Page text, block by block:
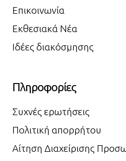
Επικοινωνία
Εκθεσιακά Νέα
Ιδέες διακόσμησης
Πληροφορίες
Συχνές ερωτήσεις
Πολιτική απορρήτου
Αίτηση Διαχείρισης